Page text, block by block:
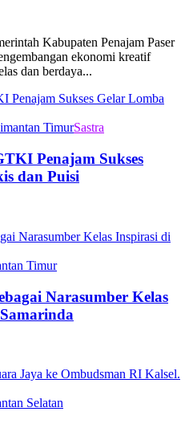
Kabupaten Penajam Paser
ekonomi kreatif
dan berdaya...
TimurSastra
Penajam Sukses
dan Puisi
Timur
Narasumber Kelas
Selatan